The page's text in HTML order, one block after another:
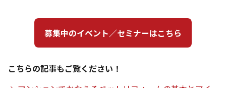
募集中のイベント／セミナーはこちら
こちらの記事もご覧ください！